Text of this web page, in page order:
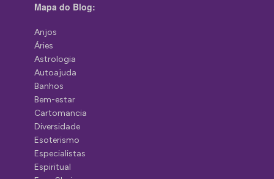
Mapa do Blog:
Anjos
Áries
Astrologia
Autoajuda
Banhos
Bem-estar
Cartomancia
Diversidade
Esoterismo
Especialistas
Espiritual